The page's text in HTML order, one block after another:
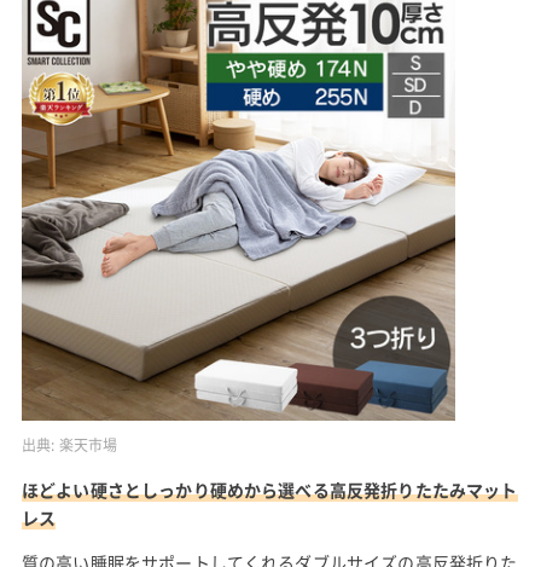
出典: 楽天市場
ほどよい硬さとしっかり硬めから選べる高反発折りたたみマット
レス